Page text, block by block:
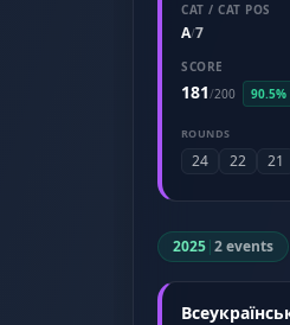
CAT / CAT POS
A/7
SCORE
181/200 90.5%
ROUNDS
24 22 21
2025|2 events